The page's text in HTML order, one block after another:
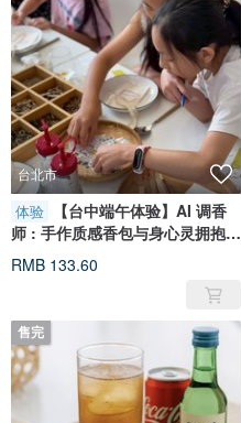
台北市
体验
【台中端午体验】AI 调香
师 : 手作质感香包与身心灵拥抱之
旅
RMB 133.60
售完